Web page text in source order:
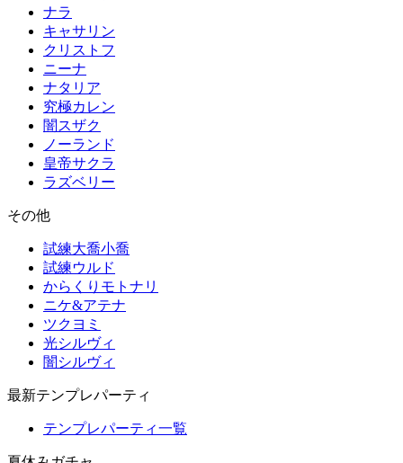
ナラ
キャサリン
クリストフ
ニーナ
ナタリア
究極カレン
闇スザク
ノーランド
皇帝サクラ
ラズベリー
その他
試練大喬小喬
試練ウルド
からくりモトナリ
ニケ&アテナ
ツクヨミ
光シルヴィ
闇シルヴィ
最新テンプレパーティ
テンプレパーティ一覧